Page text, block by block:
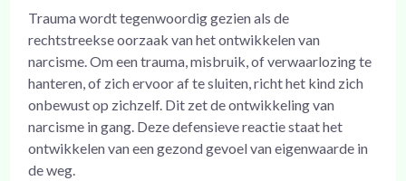
Trauma wordt tegenwoordig gezien als de
rechtstreekse oorzaak van het ontwikkelen van
narcisme. Om een trauma, misbruik, of verwaarlozing te
hanteren, of zich ervoor af te sluiten, richt het kind zich
onbewust op zichzelf. Dit zet de ontwikkeling van
narcisme in gang. Deze defensieve reactie staat het
ontwikkelen van een gezond gevoel van eigenwaarde in
de weg.